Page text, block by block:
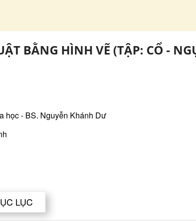
BẰNG HÌNH VẼ (TẬP: CỔ -
học - BS. Nguyễn Khánh Dư
LỤC